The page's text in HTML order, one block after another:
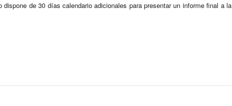
de 30 días calendario adicionales para presentar un informe final a la